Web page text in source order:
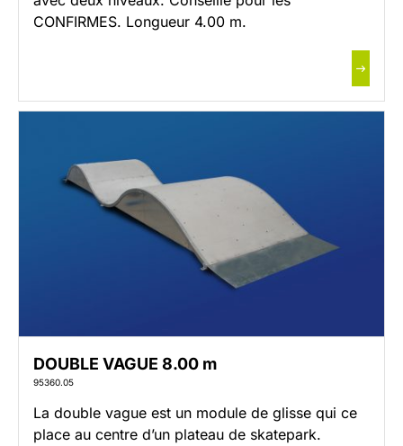
CONFIRMES. Longueur 4.00 m.
DOUBLE VAGUE 8.00 m
95360.05
La double vague est un module de glisse qui ce
place au centre d’un plateau de skatepark.